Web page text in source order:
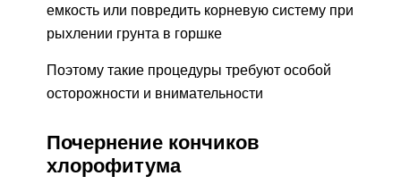
емкость или повредить корневую систему при
рыхлении грунта в горшке
Поэтому такие процедуры требуют особой
осторожности и внимательности
Почернение кончиков
хлорофитума